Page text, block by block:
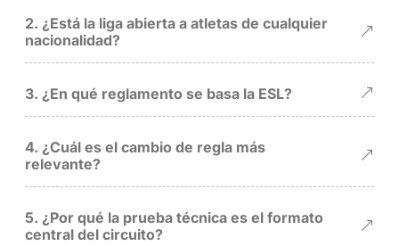
2. ¿Está la liga abierta a atletas de cualquier
nacionalidad?
3. ¿En qué reglamento se basa la ESL?
4. ¿Cuál es el cambio de regla más
relevante?
5. ¿Por qué la prueba técnica es el formato
central del circuito?